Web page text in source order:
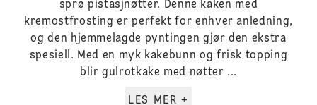
sprø pistasjnøtter. Denne kaken med
kremostfrosting er perfekt for enhver anledning,
og den hjemmelagde pyntingen gjør den ekstra
spesiell. Med en myk kakebunn og frisk topping
blir gulrotkake med nøtter ...
LES MER +